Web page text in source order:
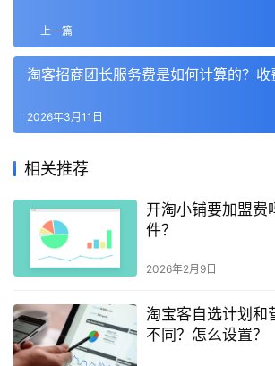
上一篇
淘客招商团长服务费是如何计算的？收
2026年3月11日
相关推荐
开淘小铺要加盟费
件？
2026年2月9日
淘宝客自选计划和
不同？怎么设置？